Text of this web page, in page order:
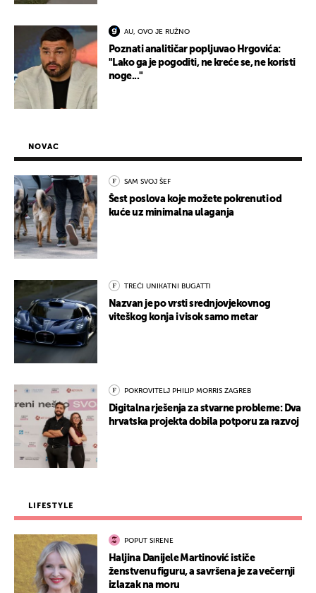
AU, OVO JE RUŽNO
Poznati analitičar popljuvao Hrgovića:
"Lako ga je pogoditi, ne kreće se, ne koristi
noge..."
NOVAC
SAM SVOJ ŠEF
Šest poslova koje možete pokrenuti od
kuće uz minimalna ulaganja
TREĆI UNIKATNI BUGATTI
Nazvan je po vrsti srednjovjekovnog
viteškog konja i visok samo metar
POKROVITELJ PHILIP MORRIS ZAGREB
Digitalna rješenja za stvarne probleme: Dva
hrvatska projekta dobila potporu za razvoj
LIFESTYLE
POPUT SIRENE
Haljina Danijele Martinović ističe
ženstvenu figuru, a savršena je za večernji
izlazak na moru